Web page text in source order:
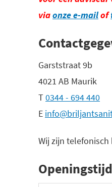
viaonze e-mailof
Garststraat 9b
4021 AB Maurik
T0344 - 694 440
E
Wij zijn telefonisch